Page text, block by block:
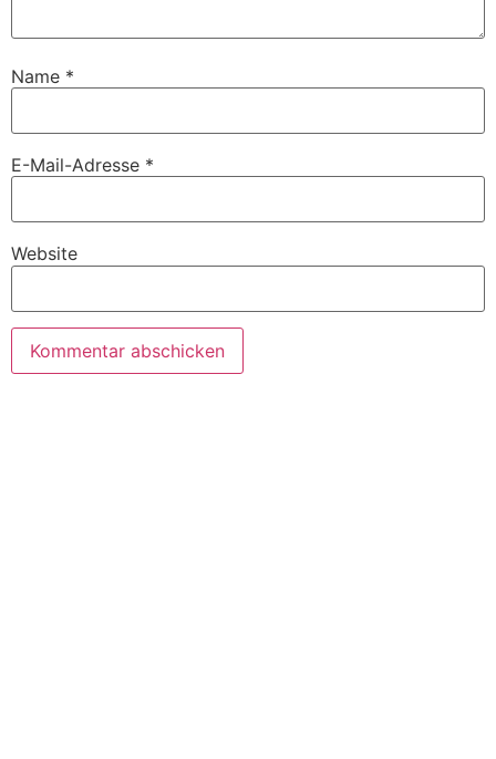
Name *
E-Mail-Adresse *
Website